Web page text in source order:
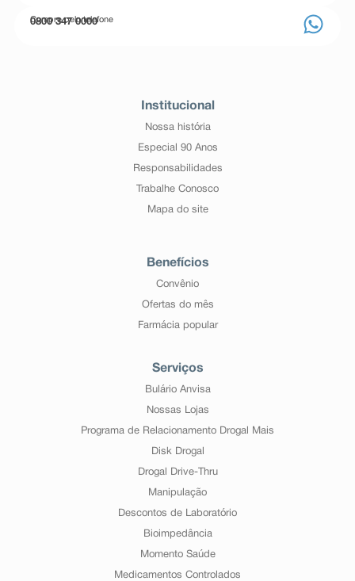
Compre pelo telefone
0800 347 0000
Institucional
Nossa história
Especial 90 Anos
Responsabilidades
Trabalhe Conosco
Mapa do site
Benefícios
Convênio
Ofertas do mês
Farmácia popular
Serviços
Bulário Anvisa
Nossas Lojas
Programa de Relacionamento Drogal Mais
Disk Drogal
Drogal Drive-Thru
Manipulação
Descontos de Laboratório
Bioimpedância
Momento Saúde
Medicamentos Controlados